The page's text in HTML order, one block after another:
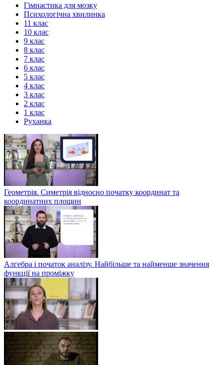
Гімнастика для мозку
Психологічна хвилинка
11 клас
10 клас
9 клас
8 клас
7 клас
6 клас
5 клас
4 клас
3 клас
2 клас
1 клас
Руханка
Геометрія. Симетрія відносно початку координат та
координатних площин
Алгебра і початок аналізу. Найбільше та найменше значення
функції на проміжку